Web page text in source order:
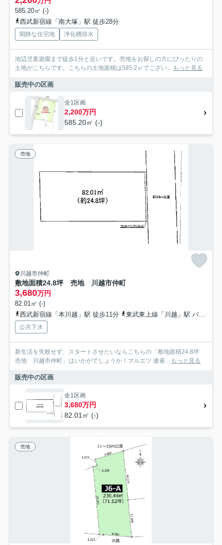
585.20㎡ (-)
西武新宿線「南大塚」駅 徒歩28分
閑静な住宅地 浄化槽排水
池辺児童遊園まで徒歩1分と近いです。売地をお探しの方にぴったりの
土地がこちらです。こちらの土地面積は585.2㎡でござい... もっと見る
販売中の区画
全1区画
2,200万円
585.20㎡ (-)
売地
川越市仲町
敷地面積24.8坪 売地 川越市仲町
3,680万円
82.01㎡ (-)
西武新宿線「本川越」駅 徒歩11分
東武東上線「川越」駅 バス6分 東武バス「仲町」 停歩2分
公共下水
新生活を失敗せず、スタートさせたいならこちらの「敷地面積24.8坪
売地 川越市仲町」はいかがでしょうか！マルエツ 連雀... もっと見る
販売中の区画
全1区画
3,680万円
82.01㎡ (-)
売地